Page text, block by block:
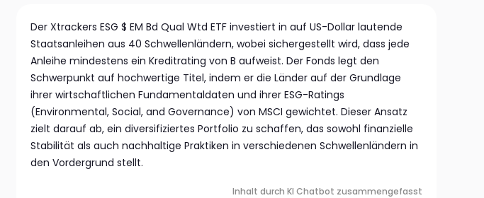
Der Xtrackers ESG $ EM Bd Qual Wtd ETF investiert in auf US-Dollar lautende
Staatsanleihen aus 40 Schwellenländern, wobei sichergestellt wird, dass jede
Anleihe mindestens ein Kreditrating von B aufweist. Der Fonds legt den
Schwerpunkt auf hochwertige Titel, indem er die Länder auf der Grundlage
ihrer wirtschaftlichen Fundamentaldaten und ihrer ESG-Ratings
(Environmental, Social, and Governance) von MSCI gewichtet. Dieser Ansatz
zielt darauf ab, ein diversifiziertes Portfolio zu schaffen, das sowohl finanzielle
Stabilität als auch nachhaltige Praktiken in verschiedenen Schwellenländern in
den Vordergrund stellt.
Inhalt durch KI Chatbot zusammengefasst